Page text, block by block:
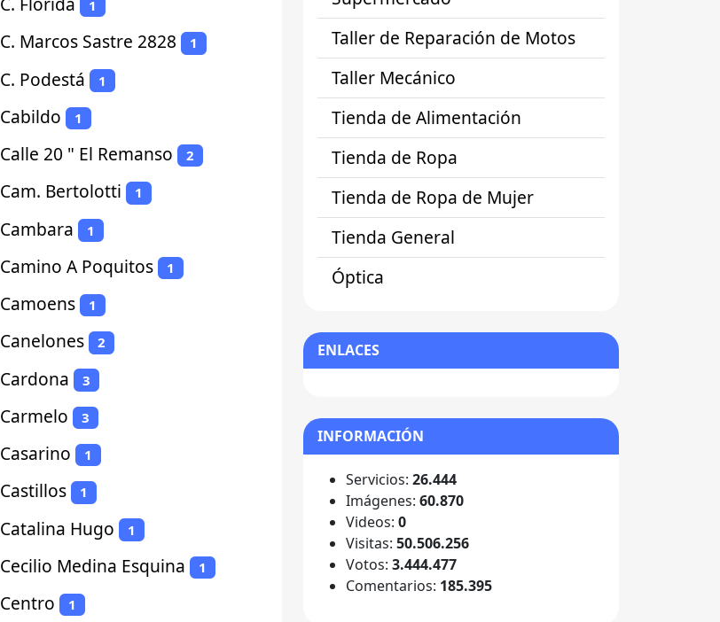
1
C. Marcos Sastre 2828 1
C. Podestá 1
Cabildo 1
Calle 20 " El Remanso 2
Cam. Bertolotti 1
Cambara 1
Camino A Poquitos 1
Camoens 1
Canelones 2
Cardona 3
Carmelo 3
Casarino 1
Castillos 1
Catalina Hugo 1
Cecilio Medina Esquina 1
Centro 1
Taller de Reparación de Motos
Taller Mecánico
Tienda de Alimentación
Tienda de Ropa
Tienda de Ropa de Mujer
Tienda General
Óptica
ENLACES
INFORMACIÓN
Servicios: 26.444
Imágenes: 60.870
Videos: 0
Visitas: 50.506.256
Votos: 3.444.477
Comentarios: 185.395